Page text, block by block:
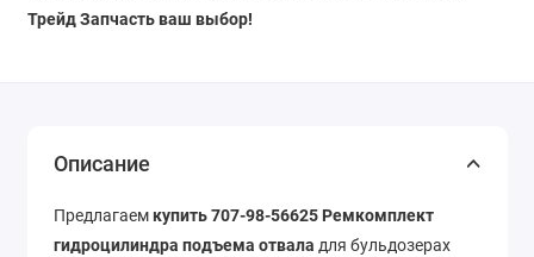
Трейд Запчасть ваш выбор!
Описание
Предлагаем купить 707-98-56625 Ремкомплект
гидроцилиндра подъема отвала для бульдозерах